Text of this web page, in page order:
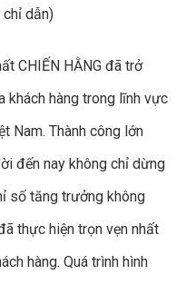
chỉ dẫn)
CHIẾN HẰNG đã trở
khách hàng trong lĩnh vực
Nam. Thành công lớn
đến nay không chỉ dừng
số tăng trưởng không
thực hiện trọn vẹn nhất
hàng. Quá trình hình